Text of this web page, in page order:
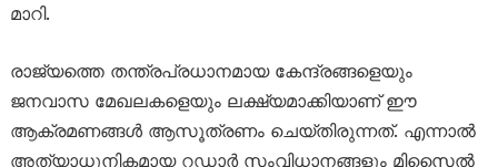
മാറി.
രാജ്യത്തെ തന്ത്രപ്രധാനമായ കേന്ദ്രങ്ങളെയും
ജനവാസ മേഖലകളെയും ലക്ഷ്യമാക്കിയാണ് ഈ
ആക്രമണങ്ങൾ ആസൂത്രണം ചെയ്തിരുന്നത്. എന്നാൽ
അത്യാധുനികമായ റഡാർ സംവിധാനങ്ങളും മിസൈൽ